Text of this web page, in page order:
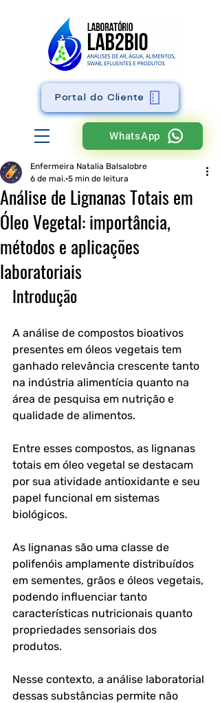
WhatsApp
Portal do Cliente
Análise de Lignanas Totais em
Óleo Vegetal: importância,
métodos e aplicações
laboratoriais
Enfermeira Natalia Balsalobre
6 de mai. 5 min de leitura
Introdução
A análise de compostos bioativos
presentes em óleos vegetais tem
ganhado relevância crescente tanto
na indústria alimentícia quanto na
área de pesquisa em nutrição e
qualidade de alimentos.
Entre esses compostos, as lignanas
totais em óleo vegetal se destacam
por sua atividade antioxidante e seu
papel funcional em sistemas
biológicos.
As lignanas são uma classe de
polifenóis amplamente distribuídos
em sementes, grãos e óleos vegetais,
podendo influenciar tanto
características nutricionais quanto
propriedades sensoriais dos
produtos.
Nesse contexto, a análise laboratorial
dessas substâncias permite não